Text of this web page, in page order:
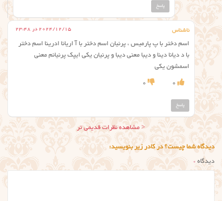
پاسخ
ناشناس 2024/12/15 در 23:48
اسم دختر با پ پارمیس ، پرنیان اسم دختر با آ اریانا ادرینا اسم دختر
با د دیانا دینا و دیبا معنی دیبا و پرنیان یکی ایپک پرنیانم معنی
اسمشون یکی
0
0
پاسخ
ناوبری
نظر
< مشاهده نظرات قدیمی تر
دیدگاه شما چیست؟ در کادر زیر بنویسید:
دیدگاه *